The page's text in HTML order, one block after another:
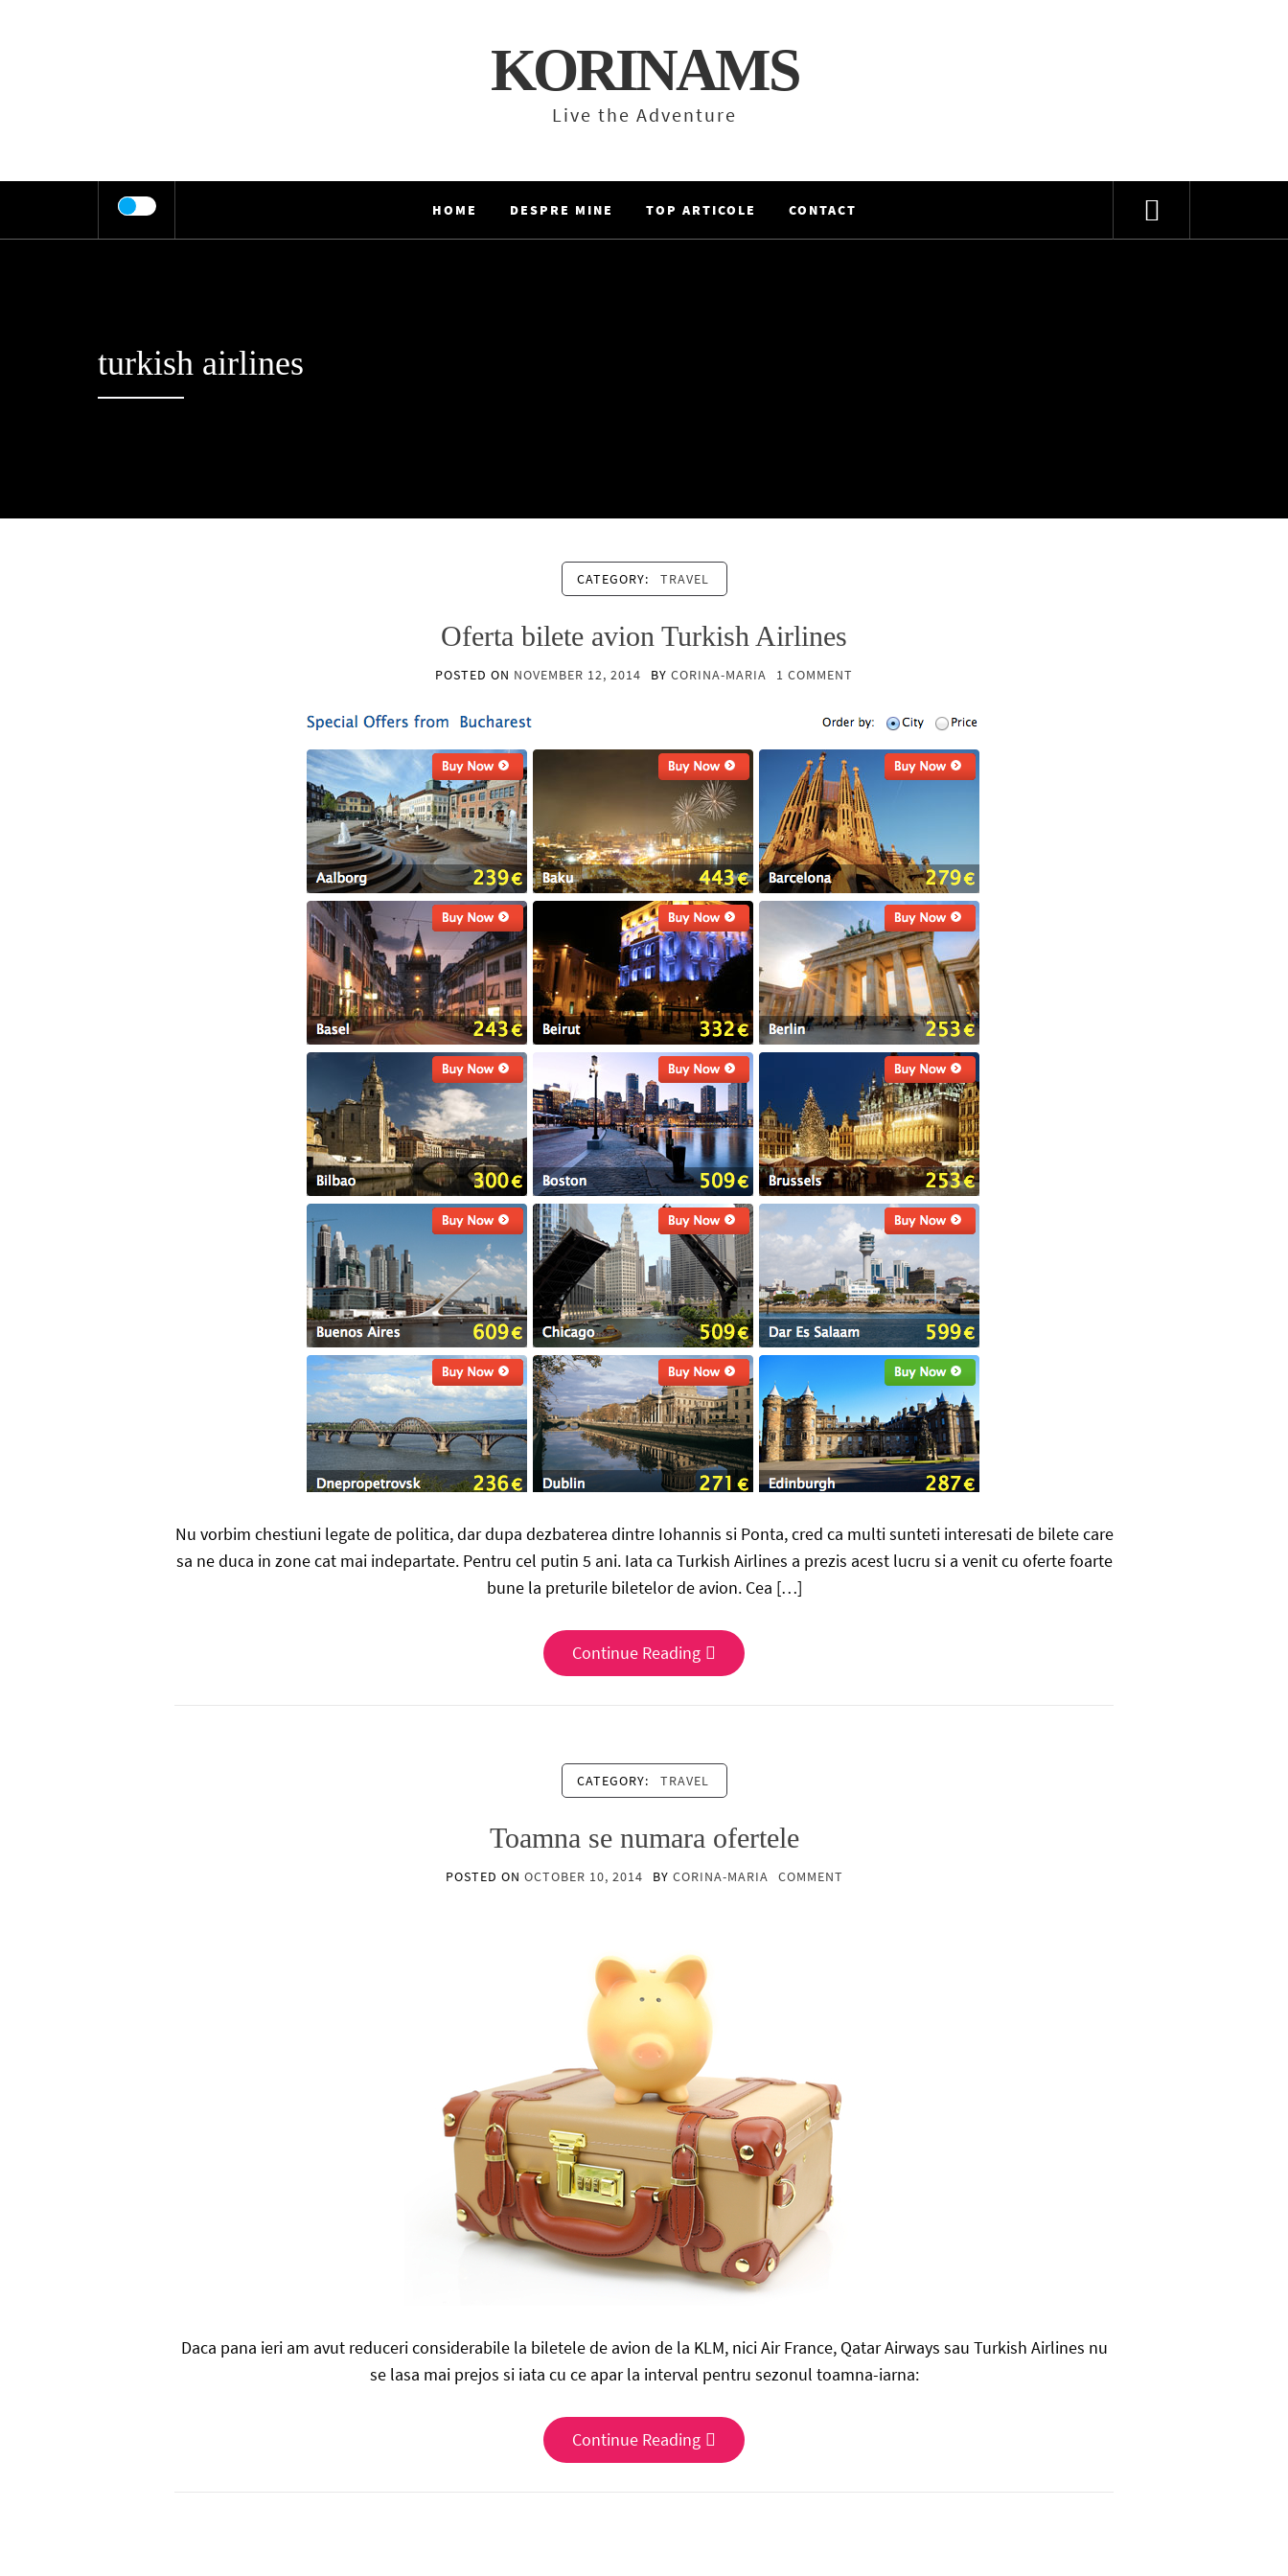
KORINAMS
Live the Adventure
HOME DESPRE MINE TOP ARTICOLE CONTACT
turkish airlines
CATEGORY: TRAVEL
Oferta bilete avion Turkish Airlines
POSTED ON NOVEMBER 12, 2014 BY CORINA-MARIA 1 COMMENT
Nu vorbim chestiuni legate de politica, dar dupa dezbaterea dintre Iohannis si Ponta, cred ca multi sunteti interesati de bilete care
sa ne duca in zone cat mai indepartate. Pentru cel putin 5 ani. Iata ca Turkish Airlines a prezis acest lucru si a venit cu oferte foarte
bune la preturile biletelor de avion. Cea […]
Continue Reading
CATEGORY: TRAVEL
Toamna se numara ofertele
POSTED ON OCTOBER 10, 2014 BY CORINA-MARIA COMMENT
Daca pana ieri am avut reduceri considerabile la biletele de avion de la KLM, nici Air France, Qatar Airways sau Turkish Airlines nu
se lasa mai prejos si iata cu ce apar la interval pentru sezonul toamna-iarna:
Continue Reading